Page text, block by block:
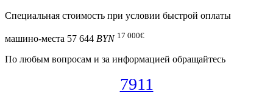
Специальная cтоимость при условии быстрой оплаты
машино-места 57 644 BYN 17 000€
По любым вопросам и за информацией обращайтесь
7911